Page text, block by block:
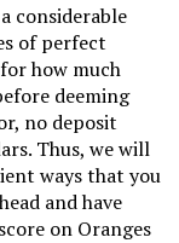
considerable
of perfect
how much
deeming
no deposit
Thus, we will
ways that you
and have
on Oranges